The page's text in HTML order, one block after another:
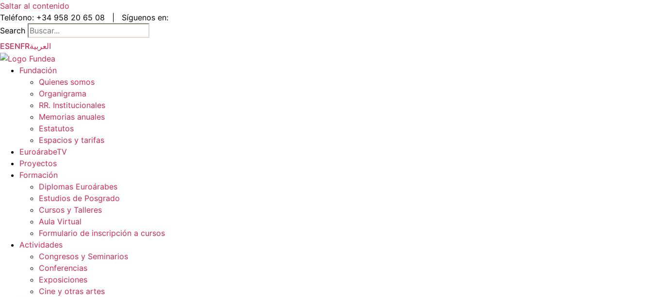
Saltar al contenido
Teléfono: +34 958 20 65 08
Síguenos en:
Search
ESENFRالعربية
Fundación
Quienes somos
Organigrama
RR. Institucionales
Memorias anuales
Estatutos
Espacios y tarifas
EuroárabeTV
Proyectos
Formación
Diplomas Euroárabes
Estudios de Posgrado
Cursos y Talleres
Aula Virtual
Formulario de inscripción a cursos
Actividades
Congresos y Seminarios
Conferencias
Exposiciones
Cine y otras artes